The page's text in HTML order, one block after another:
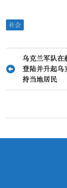
社会
章
导
乌克兰军队在
登陆并升起乌
持当地居民